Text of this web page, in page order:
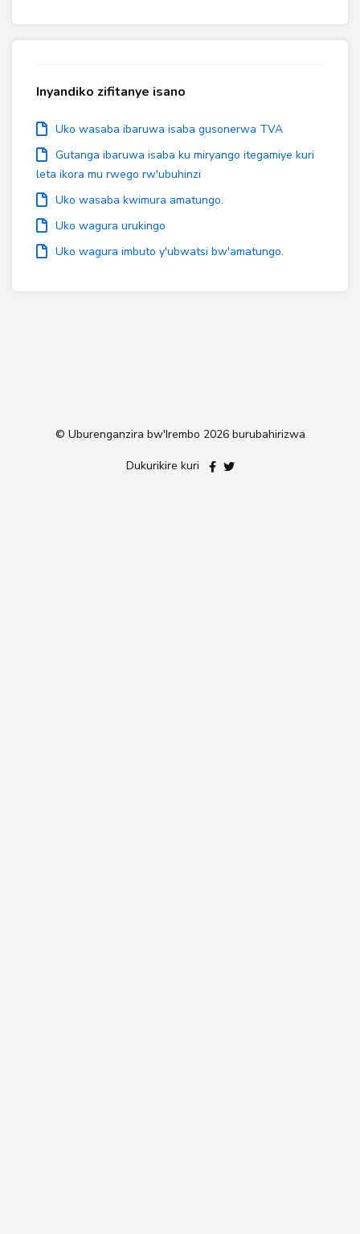
Inyandiko zifitanye isano
Uko wasaba ibaruwa isaba gusonerwa TVA
Gutanga ibaruwa isaba ku miryango itegamiye kuri
leta ikora mu rwego rw'ubuhinzi
Uko wasaba kwimura amatungo.
Uko wagura urukingo
Uko wagura imbuto y'ubwatsi bw'amatungo.
© Uburenganzira bw'Irembo 2026 burubahirizwa
Dukurikire kuri